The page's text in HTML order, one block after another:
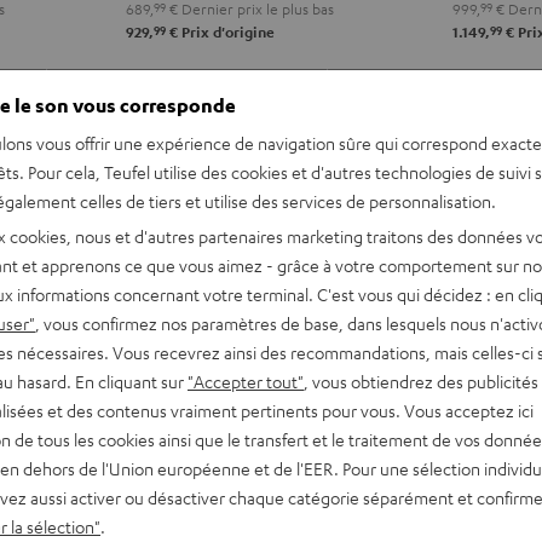
S303
Night
Black
S303
Pure
White
689, 99€Dernier prix le plus bas
929,99€Prix d'origine
Night
Black
Pure
999,99 €
1.149,99 €
REVUES ET TESTS
prêt à l'emploi. Vous
de basses sans fil est
l'expérience de vos films.
AV intégré et caisson
le son vous corresponde
vous offrir une expérience de navigation sûre qui correspond
Pour cela, Teufel utilise des cookies et d'autres technologies de suivi
celles de tiers et utilise des services de personnalisation.
cookies, nous et d'autres partenaires marketing traitons des données
et apprenons ce que vous aimez - grâce à votre comportement sur
informations concernant votre terminal. C'est vous qui décidez : en
, vous confirmez nos paramètres de base, dans lesquels nous
nécessaires. Vous recevrez ainsi des recommandations, mais celles-ci
hasard. En cliquant sur "Accepter tout" , vous obtiendrez des publicités
et des contenus vraiment pertinents pour vous. Vous acceptez ici
de tous les cookies ainsi que le transfert et le traitement de vos
dehors de l'Union européenne et de l'EER. Pour une sélection
aussi activer ou désactiver chaque catégorie séparément et
la sélection"